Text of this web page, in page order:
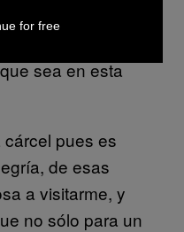
bien, porque lo vi
a Dios la
sea en esta
pues es
de esas
a visitarme, y
no sólo para un
for free